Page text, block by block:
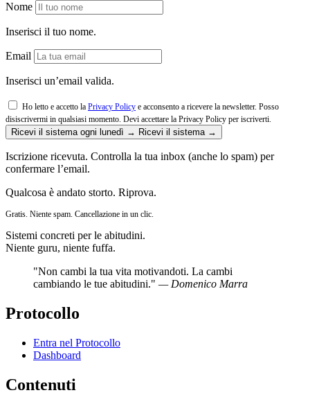
Nome
Inserisci il tuo nome.
Email
Inserisci un’email valida.
Ho letto e accetto la Privacy Policy e acconsento a ricevere la newsletter. Posso
disiscrivermi in qualsiasi momento. Devi accettare la Privacy Policy per iscriverti.
Ricevi il sistema ogni lunedì → Ricevi il sistema →
Iscrizione ricevuta. Controlla la tua inbox (anche lo spam) per
confermare l’email.
Qualcosa è andato storto. Riprova.
Gratis. Niente spam. Cancellazione in un clic.
Sistemi concreti per le abitudini.
Niente guru, niente fuffa.
"Non cambi la tua vita motivandoti. La cambi
cambiando le tue abitudini." — Domenico Marra
Protocollo
Entra nel Protocollo
Dashboard
Contenuti